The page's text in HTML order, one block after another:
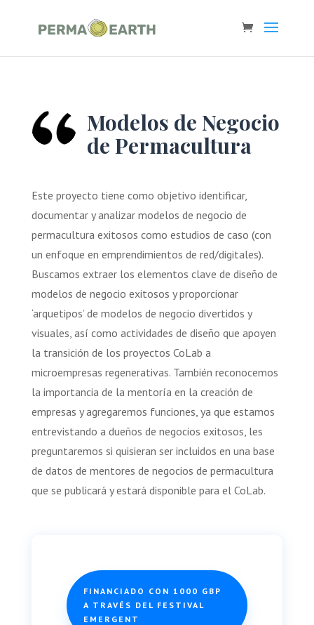
Modelos de Negocio
de Permacultura
Este proyecto tiene como objetivo identificar,
documentar y analizar modelos de negocio de
permacultura exitosos como estudios de caso (con
un enfoque en emprendimientos de red/digitales).
Buscamos extraer los elementos clave de diseño de
modelos de negocio exitosos y proporcionar
‘arquetipos’ de modelos de negocio divertidos y
visuales, así como actividades de diseño que apoyen
la transición de los proyectos CoLab a
microempresas regenerativas. También reconocemos
la importancia de la mentoría en la creación de
empresas y agregaremos funciones, ya que estamos
entrevistando a dueños de negocios exitosos, les
preguntaremos si quisieran ser incluidos en una base
de datos de mentores de negocios de permacultura
que se publicará y estará disponible para el CoLab.
FINANCIADO CON 1000 GBP
A TRAVÉS DEL FESTIVAL
EMERGENT